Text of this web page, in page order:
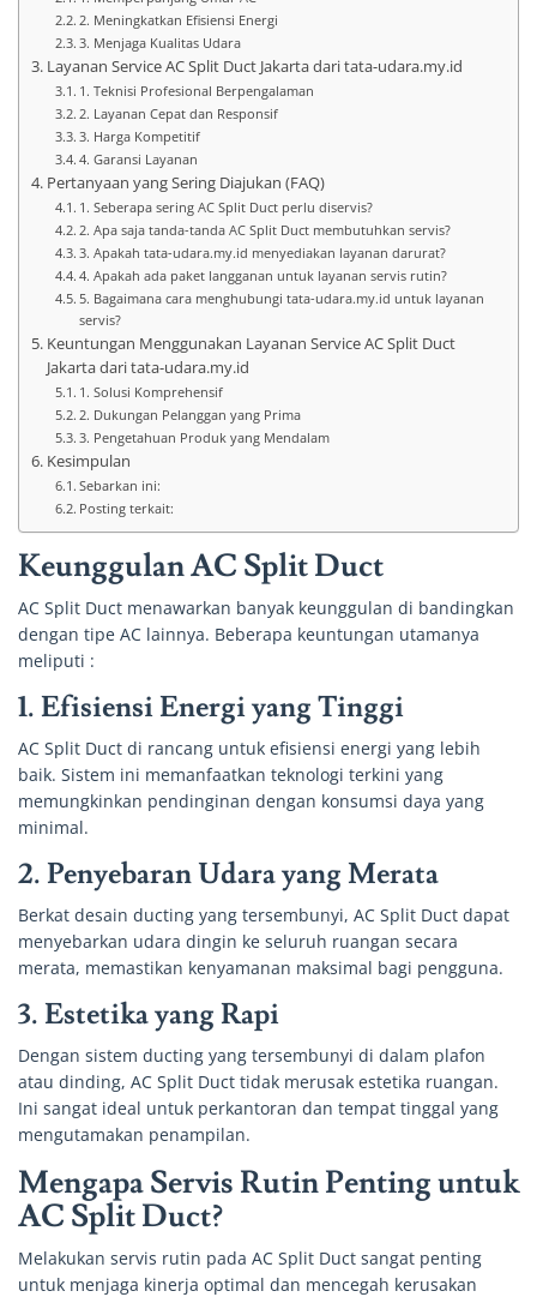
2. Meningkatkan Efisiensi Energi
3. Menjaga Kualitas Udara
Layanan Service AC Split Duct Jakarta dari tata-udara.my.id
1. Teknisi Profesional Berpengalaman
2. Layanan Cepat dan Responsif
3. Harga Kompetitif
4. Garansi Layanan
Pertanyaan yang Sering Diajukan (FAQ)
1. Seberapa sering AC Split Duct perlu diservis?
2. Apa saja tanda-tanda AC Split Duct membutuhkan servis?
3. Apakah tata-udara.my.id menyediakan layanan darurat?
4. Apakah ada paket langganan untuk layanan servis rutin?
5. Bagaimana cara menghubungi tata-udara.my.id untuk layanan
servis?
Keuntungan Menggunakan Layanan Service AC Split Duct
Jakarta dari tata-udara.my.id
1. Solusi Komprehensif
2. Dukungan Pelanggan yang Prima
3. Pengetahuan Produk yang Mendalam
Kesimpulan
Sebarkan ini:
Posting terkait:
Keunggulan AC Split Duct
AC Split Duct menawarkan banyak keunggulan di bandingkan
dengan tipe AC lainnya. Beberapa keuntungan utamanya
meliputi :
1.Efisiensi Energi yang Tinggi
AC Split Duct di rancang untuk efisiensi energi yang lebih
baik. Sistem ini memanfaatkan teknologi terkini yang
memungkinkan pendinginan dengan konsumsi daya yang
minimal.
2.Penyebaran Udara yang Merata
Berkat desain ducting yang tersembunyi, AC Split Duct dapat
menyebarkan udara dingin ke seluruh ruangan secara
merata, memastikan kenyamanan maksimal bagi pengguna.
3.Estetika yang Rapi
Dengan sistem ducting yang tersembunyi di dalam plafon
atau dinding, AC Split Duct tidak merusak estetika ruangan.
Ini sangat ideal untuk perkantoran dan tempat tinggal yang
mengutamakan penampilan.
Mengapa Servis Rutin Penting untuk
AC Split Duct?
Melakukan servis rutin pada AC Split Duct sangat penting
untuk menjaga kinerja optimal dan mencegah kerusakan